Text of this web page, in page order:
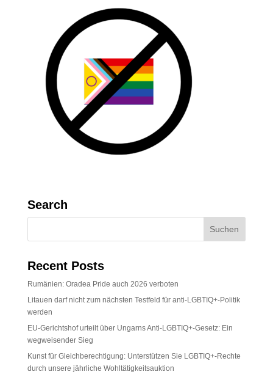
Search
Recent Posts
Rumänien: Oradea Pride auch 2026 verboten
Litauen darf nicht zum nächsten Testfeld für anti-LGBTIQ+-Politik
werden
EU-Gerichtshof urteilt über Ungarns Anti-LGBTIQ+-Gesetz: Ein
wegweisender Sieg
Kunst für Gleichberechtigung: Unterstützen Sie LGBTIQ+-Rechte
durch unsere jährliche Wohltätigkeitsauktion